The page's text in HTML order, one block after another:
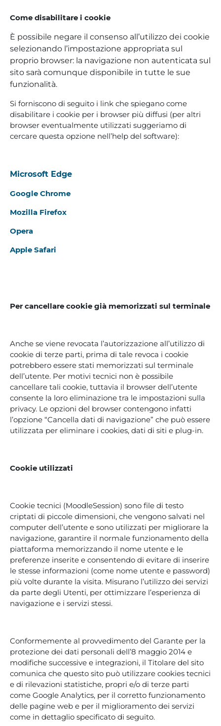
Come disabilitare i cookie
È possibile negare il consenso all’utilizzo dei cookie
selezionando l’impostazione appropriata sul
proprio browser: la navigazione non autenticata sul
sito sarà comunque disponibile in tutte le sue
funzionalità.
Si forniscono di seguito i link che spiegano come
disabilitare i cookie per i browser più diffusi (per altri
browser eventualmente utilizzati suggeriamo di
cercare questa opzione nell’help del software):
Microsoft Edge
Google Chrome
Mozilla Firefox
Opera
Apple Safari
Per cancellare cookie già memorizzati sul terminale
Anche se viene revocata l’autorizzazione all’utilizzo di
cookie di terze parti, prima di tale revoca i cookie
potrebbero essere stati memorizzati sul terminale
dell’utente. Per motivi tecnici non è possibile
cancellare tali cookie, tuttavia il browser dell’utente
consente la loro eliminazione tra le impostazioni sulla
privacy. Le opzioni del browser contengono infatti
l’opzione “Cancella dati di navigazione” che può essere
utilizzata per eliminare i cookies, dati di siti e plug-in.
Cookie utilizzati
Cookie tecnici (MoodleSession) sono file di testo
criptati di piccole dimensioni, che vengono salvati nel
computer dell’utente e sono utilizzati per migliorare la
navigazione, garantire il normale funzionamento della
piattaforma memorizzando il nome utente e le
preferenze inserite e consentendo di evitare di inserire
le stesse informazioni (come nome utente e password)
più volte durante la visita. Misurano l’utilizzo dei servizi
da parte degli Utenti, per ottimizzare l’esperienza di
navigazione e i servizi stessi.
Conformemente al provvedimento del Garante per la
protezione dei dati personali dell’8 maggio 2014 e
modifiche successive e integrazioni, il Titolare del sito
comunica che questo sito può utilizzare cookies tecnici
e di rilevazioni statistiche, propri e/o di terze parti
come Google Analytics, per il corretto funzionamento
delle pagine web e per il miglioramento dei servizi
come in dettaglio specificato di seguito.